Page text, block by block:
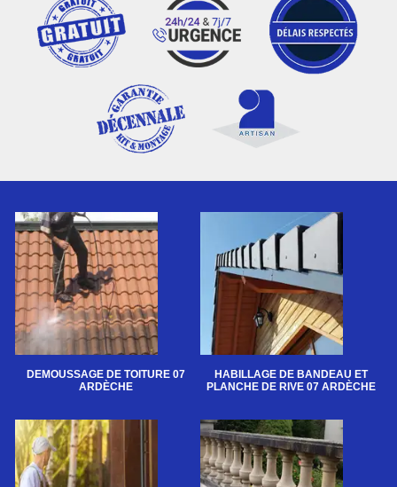
DEMOUSSAGE DE TOITURE 07
ARDÈCHE
HABILLAGE DE BANDEAU ET
PLANCHE DE RIVE 07 ARDÈCHE